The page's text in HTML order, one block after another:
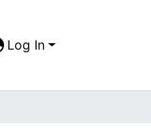
Log In